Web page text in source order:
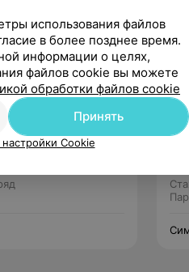
использования файлов
в более позднее время.
информации о целях,
файлов cookie вы можете
обработки файлов cookie
Принять
Cookie